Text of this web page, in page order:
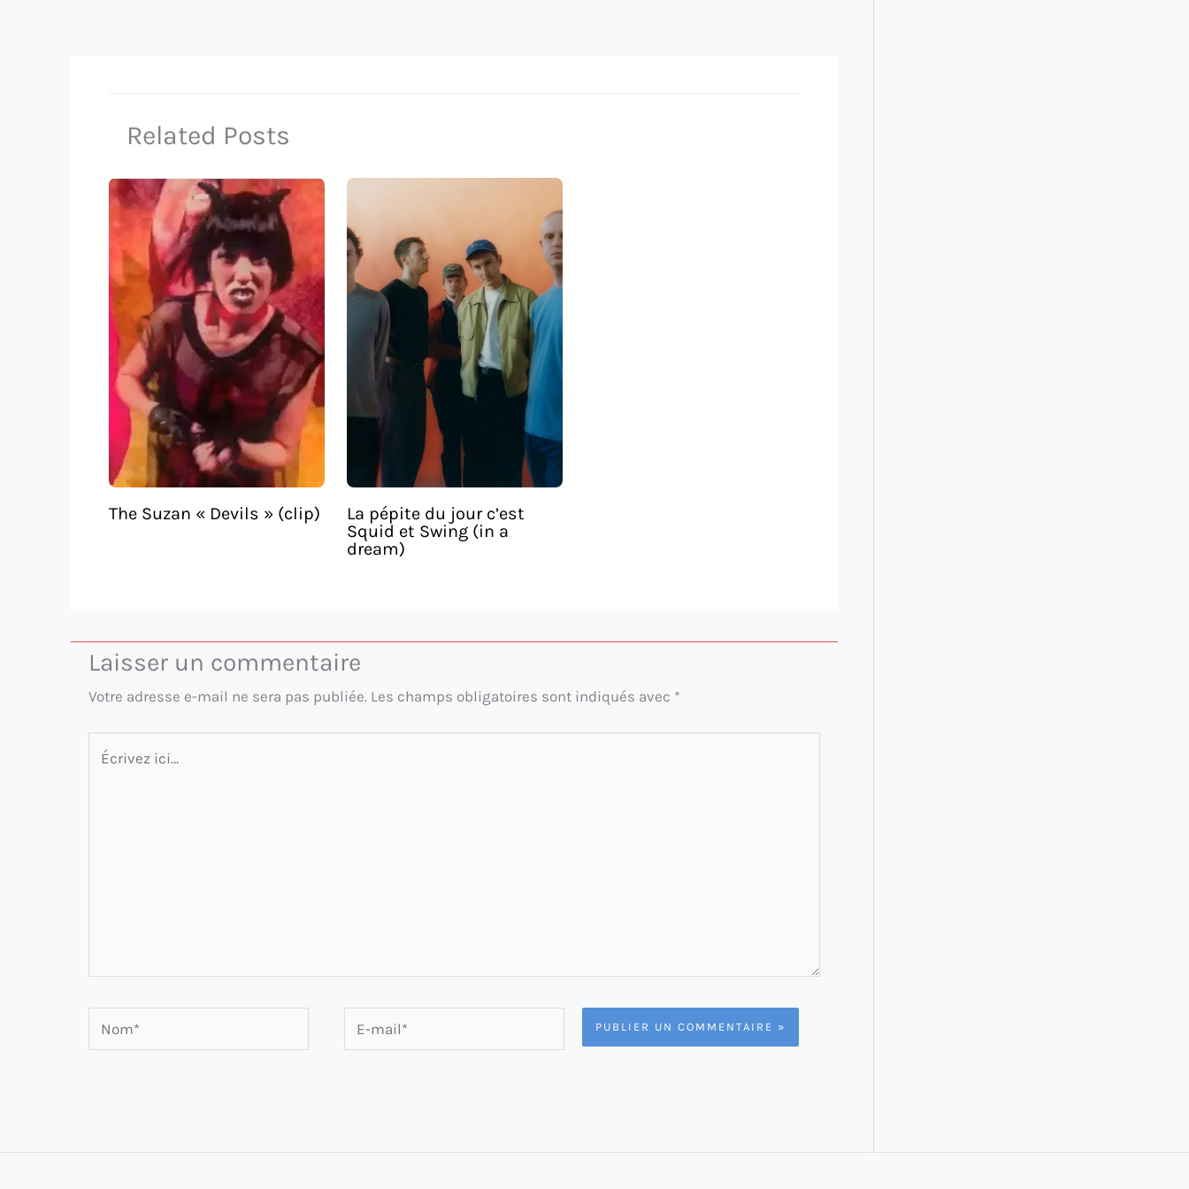
Related Posts
The Suzan « Devils » (clip)
La pépite du jour c’est
Squid et Swing (in a
dream)
Laisser un commentaire
Votre adresse e-mail ne sera pas publiée. Les champs obligatoires sont indiqués avec *
Écrivez
Nom*
mail*